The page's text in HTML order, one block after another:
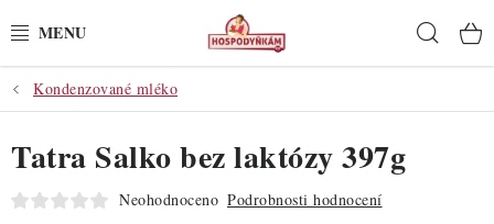
na
POTŘEBY
POMŮCKY
SUROVINY
Kondenzované mléko
Tatra Salko bez laktózy 397g
Neohodnoceno Podrobnosti hodnocení